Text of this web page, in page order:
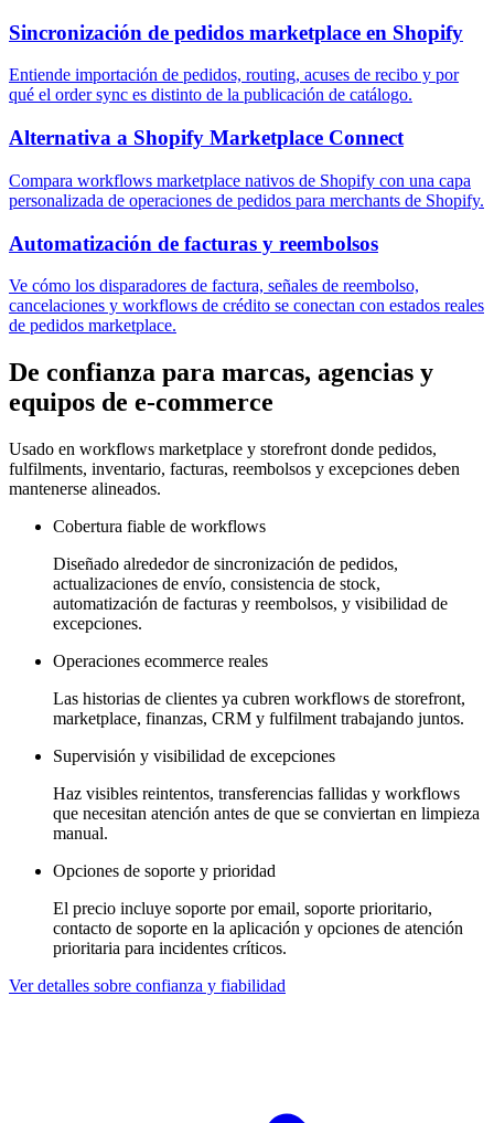
Sincronización de pedidos marketplace en Shopify
Entiende importación de pedidos, routing, acuses de recibo y por
qué el order sync es distinto de la publicación de catálogo.
Alternativa a Shopify Marketplace Connect
Compara workflows marketplace nativos de Shopify con una capa
personalizada de operaciones de pedidos para merchants de Shopify.
Automatización de facturas y reembolsos
Ve cómo los disparadores de factura, señales de reembolso,
cancelaciones y workflows de crédito se conectan con estados reales
de pedidos marketplace.
De confianza para marcas, agencias y
equipos de e-commerce
Usado en workflows marketplace y storefront donde pedidos,
fulfilments, inventario, facturas, reembolsos y excepciones deben
mantenerse alineados.
Cobertura fiable de workflows
Diseñado alrededor de sincronización de pedidos,
actualizaciones de envío, consistencia de stock,
automatización de facturas y reembolsos, y visibilidad de
excepciones.
Operaciones ecommerce reales
Las historias de clientes ya cubren workflows de storefront,
marketplace, finanzas, CRM y fulfilment trabajando juntos.
Supervisión y visibilidad de excepciones
Haz visibles reintentos, transferencias fallidas y workflows
que necesitan atención antes de que se conviertan en limpieza
manual.
Opciones de soporte y prioridad
El precio incluye soporte por email, soporte prioritario,
contacto de soporte en la aplicación y opciones de atención
prioritaria para incidentes críticos.
Ver detalles sobre confianza y fiabilidad